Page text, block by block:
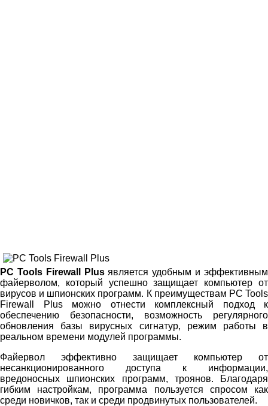
PC Tools Firewall Plusявляется удобным и эффективным
файерволом, который успешно защищает компьютер от
вирусов и шпионских программ. К преимуществам PC Tools
Firewall Plus можно отнести комплексный подход к
обеспечению безопасности, возможность регулярного
обновления базы вирусных сигнатур, режим работы в
реальном времени модулей программы.
Файервол эффективно защищает компьютер от
несанкционированного доступа к информации,
вредоносных шпионских программ, троянов. Благодаря
гибким настройкам, программа пользуется спросом как
среди новичков, так и среди продвинутых пользователей.